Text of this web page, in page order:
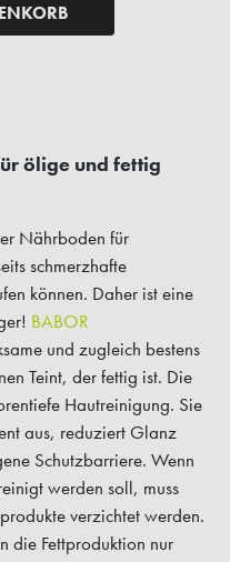
ölige und fettig
Nährboden für
schmerzhafte
können. Daher ist eine
BABOR
und zugleich bestens
Teint, der fettig ist. Die
Hautreinigung. Sie
aus, reduziert Glanz
Schutzbarriere. Wenn
werden soll, muss
verzichtet werden.
die Fettproduktion nur